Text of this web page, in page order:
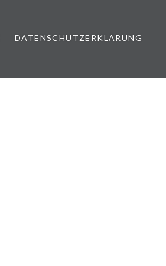
DATENSCHUTZERKLÄRUNG